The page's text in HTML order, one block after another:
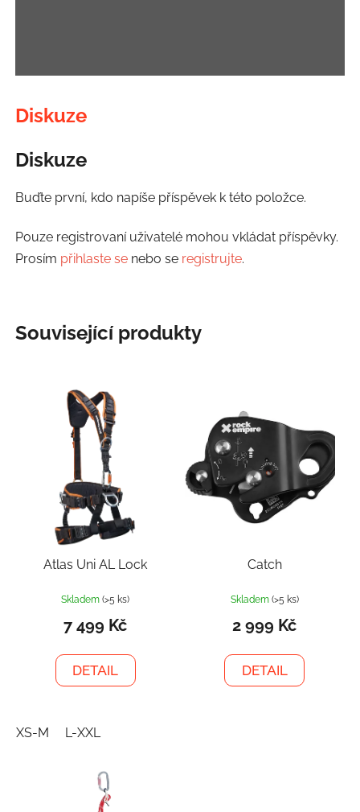
Diskuze
Diskuze
Buďte první, kdo napíše příspěvek k této položce.
Pouze registrovaní uživatelé mohou vkládat příspěvky.
Prosím přihlaste senebo se registrujte.
Související produkty
Atlas Uni AL Lock
Skladem(>5 ks)
7 499 Kč
DETAIL
XS-M L-XXL
Catch
Skladem (>5 ks)
2 999 Kč
DETAIL